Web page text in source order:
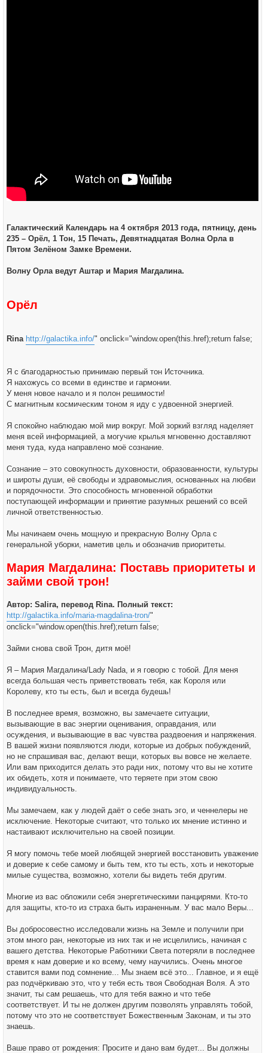
Галактический Календарь на 4 октября 2013 года, пятницу, день
235 – Орёл, 1 Тон, 15 Печать, Девятнадцатая Волна Орла в
Пятом Зелёном Замке Времени.
Волну Орла ведут Аштар и Мария Магдалина.
Орёл
Rina http://galactika.info/" onclick="window.open(this.href);return false;
Я с благодарностью принимаю первый тон Источника.
Я нахожусь со всеми в единстве и гармонии.
У меня новое начало и я полон решимости!
С магнитным космическим тоном я иду с удвоенной энергией.
Я спокойно наблюдаю мой мир вокруг. Мой зоркий взгляд наделяет
меня всей информацией, а могучие крылья мгновенно доставляют
меня туда, куда направлено моё сознание.
Сознание – это совокупность духовности, образованности, культуры
и широты души, её свободы и здравомыслия, основанных на любви
и порядочности. Это способность мгновенной обработки
поступающей информации и принятие разумных решений со всей
личной ответственностью.
Мы начинаем очень мощную и прекрасную Волну Орла с
генеральной уборки, наметив цель и обозначив приоритеты.
Мария Магдалина: Поставь приоритеты и
займи свой трон!
Автор: Salira, перевод Rina. Полный текст:
http://galactika.info/maria-magdalina-tron/"
onclick="window.open(this.href);return false;
Займи снова свой Трон, дитя моё!
Я – Мария Магдалина/Lady Nada, и я говорю с тобой. Для меня
всегда большая честь приветствовать тебя, как Короля или
Королеву, кто ты есть, был и всегда будешь!
В последнее время, возможно, вы замечаете ситуации,
вызывающие в вас энергии оценивания, оправдания, или
осуждения, и вызывающие в вас чувства раздвоения и напряжения.
В вашей жизни появляются люди, которые из добрых побуждений,
но не спрашивая вас, делают вещи, которых вы вовсе не желаете.
Или вам приходится делать это ради них, потому что вы не хотите
их обидеть, хотя и понимаете, что теряете при этом свою
индивидуальность.
Мы замечаем, как у людей даёт о себе знать эго, и ченнелеры не
исключение. Некоторые считают, что только их мнение истинно и
настаивают исключительно на своей позиции.
Я могу помочь тебе моей любящей энергией восстановить уважение
и доверие к себе самому и быть тем, кто ты есть, хоть и некоторые
милые существа, возможно, хотели бы видеть тебя другим.
Многие из вас обложили себя энергетическими панцирями. Кто-то
для защиты, кто-то из страха быть израненным. У вас мало Веры...
Вы добросовестно исследовали жизнь на Земле и получили при
этом много ран, некоторые из них так и не исцелились, начиная с
вашего детства. Некоторые Работники Света потеряли в последнее
время к нам доверие и ко всему, чему научились. Очень многое
ставится вами под сомнение... Мы знаем всё это... Главное, и я ещё
раз подчёркиваю это, что у тебя есть твоя Свободная Воля. А это
значит, ты сам решаешь, что для тебя важно и что тебе
соответствует. И ты не должен другим позволять управлять тобой,
потому что это не соответствует Божественным Законам, и ты это
знаешь.
Ваше право от рождения: Просите и дано вам будет... Вы должны